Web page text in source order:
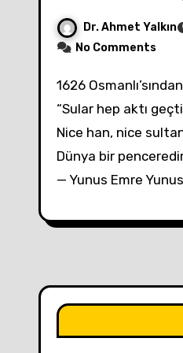
Dr. Ahmet Yalkın
No Comments
1626 Osmanlı’sından 2426’nın Geleceğine
“Sular hep aktı
Nice han, nice
Dünya bir
— Yunus Emre